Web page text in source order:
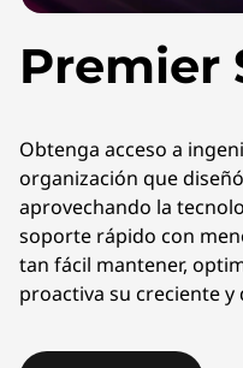
Premier
Obtenga acceso a
organización que
aprovechando la
soporte rápido con
tan fácil mantener,
proactiva su creciente